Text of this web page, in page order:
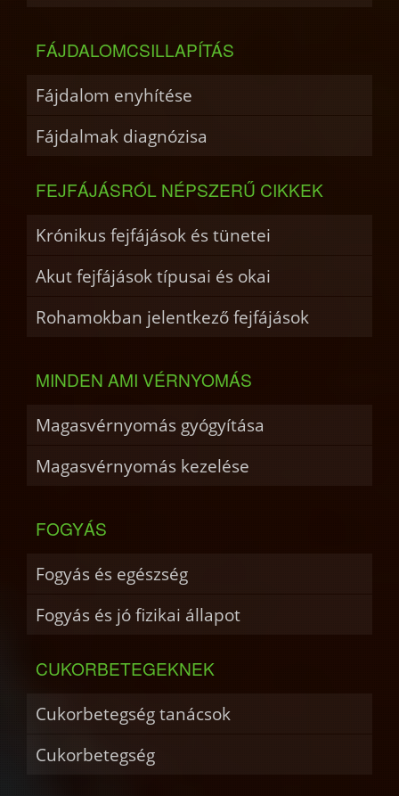
FÁJDALOMCSILLAPÍTÁS
Fájdalom enyhítése
Fájdalmak diagnózisa
FEJFÁJÁSRÓL NÉPSZERŰ CIKKEK
Krónikus fejfájások és tünetei
Akut fejfájások típusai és okai
Rohamokban jelentkező fejfájások
MINDEN AMI VÉRNYOMÁS
Magasvérnyomás gyógyítása
Magasvérnyomás kezelése
FOGYÁS
Fogyás és egészség
Fogyás és jó fizikai állapot
CUKORBETEGEKNEK
Cukorbetegség tanácsok
Cukorbetegség